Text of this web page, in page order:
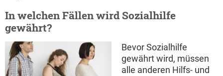
In welchen Fällen wird Sozialhilfe
gewährt?
Bevor Sozialhilfe
gewährt wird, müssen
alle anderen Hilfs- und